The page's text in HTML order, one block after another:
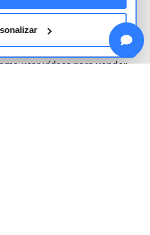
para anunciar seus
usar vídeos para vender